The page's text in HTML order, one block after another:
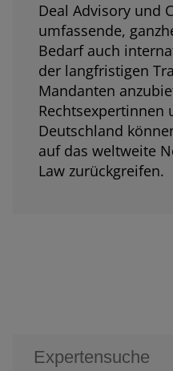
Deal Advisory und
umfassende,
Bedarf auch
der langfristigen
Mandanten
Rechtsexpertinnen
Deutschland
auf das weltweite
Law zurückgreifen.